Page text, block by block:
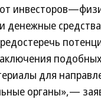
денежные
для
органы»,—